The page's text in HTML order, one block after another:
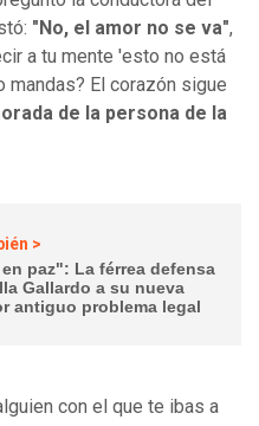
"No, el amor no se va",
a tu mente 'esto no está
mandas? El corazón sigue
de la persona de la
>
paz": La férrea defensa
Gallardo a su nueva
antiguo problema legal
con el que te ibas a